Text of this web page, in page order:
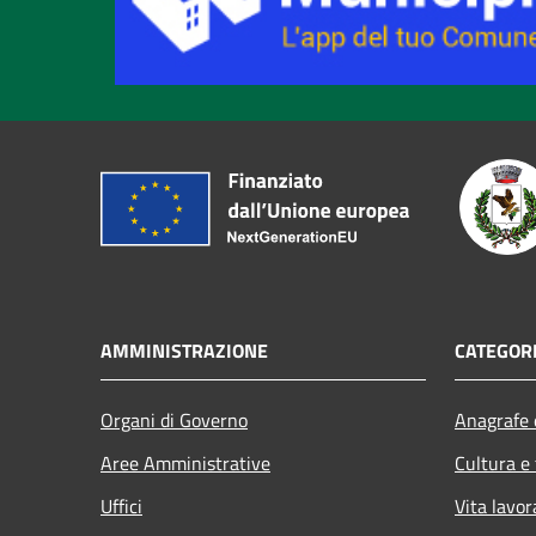
AMMINISTRAZIONE
Organi di Governo
Aree Amministrative
Uffici
Cultura
Vita